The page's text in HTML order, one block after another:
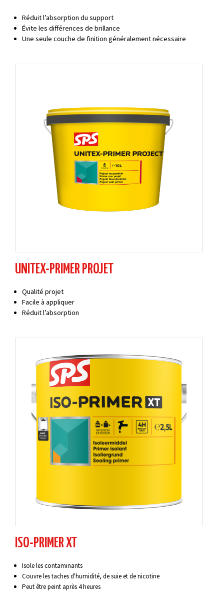
Réduit l’absorption du support
Évite les différences de brillance
Une seule couche de finition généralement nécessaire
UNITEX-PRIMER PROJET
Qualité projet
Facile à appliquer
Réduit l’absorption
ISO-PRIMER XT
Isole les contaminants
Couvre les taches d'humidité, de suie et de nicotine
Peut être peint après 4 heures